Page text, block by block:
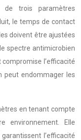
de trois paramètres
le temps de contact
doivent être ajustées
spectre antimicrobien
l’efficacité
peut endommager les
en tenant compte
environnement. Elle
l’efficacité